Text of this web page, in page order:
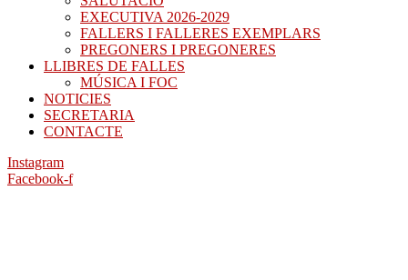
EXECUTIVA 2026-2029
FALLERS I FALLERES EXEMPLARS
PREGONERS I PREGONERES
LLIBRES DE FALLES
MÚSICA I FOC
NOTICIES
SECRETARIA
CONTACTE
Instagram
Facebook-f